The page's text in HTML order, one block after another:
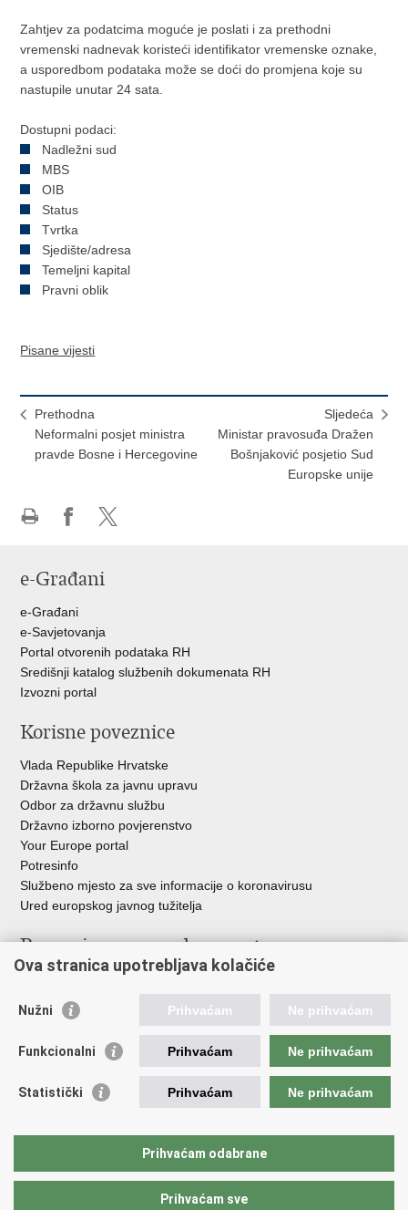
Zahtjev za podatcima moguće je poslati i za prethodni
vremenski nadnevak koristeći identifikator vremenske oznake,
a usporedbom podataka može se doći do promjena koje su
nastupile unutar 24 sata.
Dostupni podaci:
Nadležni sud
MBS
OIB
Status
Tvrtka
Sjedište/adresa
Temeljni kapital
Pravni oblik
Pisane vijesti
Prethodna
Neformalni posjet ministra
pravde Bosne i Hercegovine
Sljedeća
Ministar pravosuđa Dražen
Bošnjaković posjetio Sud
Europske unije
FacebookuTwitteru
e-Građani
e-Građani
e-Savjetovanja
Portal otvorenih podataka RH
Središnji katalog službenih dokumenata RH
Izvozni portal
Korisne poveznice
Vlada Republike Hrvatske
Državna škola za javnu upravu
Odbor za državnu službu
Državno izborno povjerenstvo
Your Europe portal
Potresinfo
Službeno mjesto za sve informacije o koronavirusu
Ured europskog javnog tužitelja
Poveznice pravosudnog sustava
Državno odvjetništvo
Ured za suzbijanje korupcije i organiziranog kriminaliteta
Državnoodvjetničko vijeće
Hrvatska odvjetnička komora
Europski pravosudni portal
Ova stranica upotrebljava kolačiće
Nužni Prihvaćam Ne prihvaćam
Funkcionalni Prihvaćam Ne prihvaćam
Statistički Prihvaćam Ne prihvaćam
Prihvaćam odabrane
Prihvaćam sve